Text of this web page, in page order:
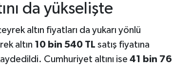
da yükselişte
altın fiyatları da yukarı yönlü
altın 10 bin 540 TL satış fiyatına
Cumhuriyet altını ise 41 bin 76